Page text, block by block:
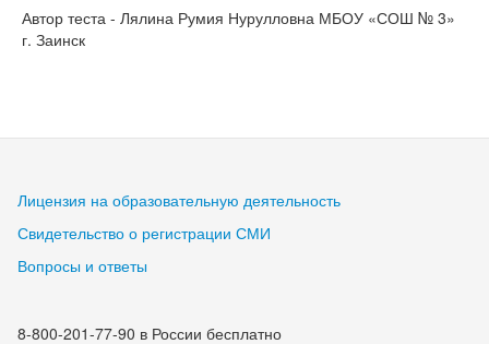
Автор теста - Лялина Румия Нурулловна МБОУ «СОШ № 3»
г. Заинск
Лицензия на образовательную деятельность
Свидетельство о регистрации СМИ
Вопросы и ответы
8-800-201-77-90 в России бесплатно